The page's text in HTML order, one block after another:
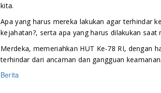
kita.
Apa yang harus mereka lakukan agar terhindar
kejahatan?, serta apa yang harus dilakukan saat
Merdeka, memeriahkan HUT Ke-78 RI, dengan
terhindar dari ancaman dan gangguan
Berita